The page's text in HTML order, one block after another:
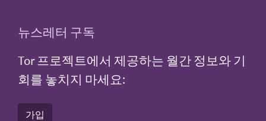
뉴스레터 구독
Tor 프로젝트에서 제공하는 월간 정보와 기
회를 놓치지 마세요:
가입